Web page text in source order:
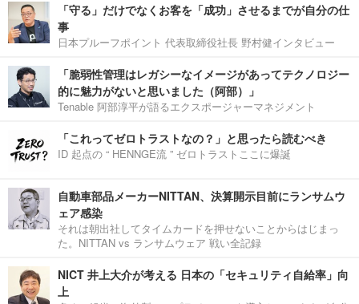
「守る」だけでなくお客を「成功」させるまでが自分の仕
事
日本プルーフポイント 代表取締役社長 野村健インタビュー
「脆弱性管理はレガシーなイメージがあってテクノロジー
的に魅力がないと思いました（阿部）」
Tenable 阿部淳平が語るエクスポージャーマネジメント
「これってゼロトラストなの？」と思ったら読むべき
ID 起点の “ HENNGE流 ” ゼロトラストここに爆誕
自動車部品メーカーNITTAN、決算開示目前にランサムウ
ェア感染
それは朝出社してタイムカードを押せないことからはじまっ
た。NITTAN vs ランサムウェア 戦い全記録
NICT 井上大介が考える 日本の「セキュリティ自給率」向
上